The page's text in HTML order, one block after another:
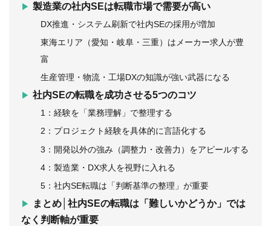
製造業の社内SEは転職市場で需要が高い
DX推進・システム刷新で社内SEの採用が増加
東海エリア（愛知・岐阜・三重）はメーカー求人が豊
富
生産管理・物流・工場DXの知識が強い武器になる
社内SEの転職を成功させる5つのコツ
1：経験を「業務理解」で整理する
2：プロジェクト経験を具体的に言語化する
3：開発以外の強み（調整力・改善力）をアピールする
4：製造業・DX求人を視野に入れる
5：社内SE転職は「判断基準の整理」が重要
まとめ│社内SEの転職は「難しいかどうか」では
なく判断軸が重要